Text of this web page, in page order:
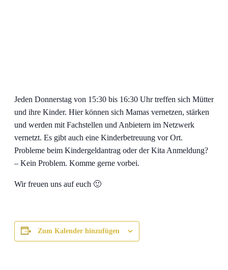
Jeden Donnerstag von 15:30 bis 16:30 Uhr treffen sich Mütter
und ihre Kinder. Hier können sich Mamas vernetzen, stärken
und werden mit Fachstellen und Anbietern im Netzwerk
vernetzt. Es gibt auch eine Kinderbetreuung vor Ort.
Probleme beim Kindergeldantrag oder der Kita Anmeldung?
– Kein Problem. Komme gerne vorbei.
Wir freuen uns auf euch 🙂
Zum Kalender hinzufügen